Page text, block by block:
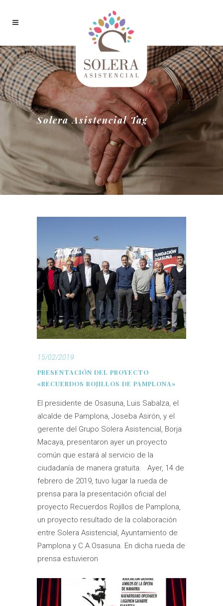
Solera Asistencial Tag
15/02/2019
PRESENTACIÓN DEL PROYECTO
«RECUERDOS ROJILLOS DE PAMPLONA»
El presidente de Osasuna, Luis Sabalza, el
alcalde de Pamplona, Joseba Asirón, y el
gerente del Grupo Solera Asistencial, Borja
Macaya, presentaron ayer un proyecto
común que estará al servicio de la
ciudadanía de manera gratuita. Ayer, 14 de
febrero de 2019, tuvo lugar la rueda de
prensa para la presentación oficial del
proyecto Recuerdos Rojillos de Pamplona,
un proyecto resultado de la colaboración
entre Solera Asistencial, Ayuntamiento de
Pamplona y C.A.Osasuna. En dicha rueda de
prensa estuvieron